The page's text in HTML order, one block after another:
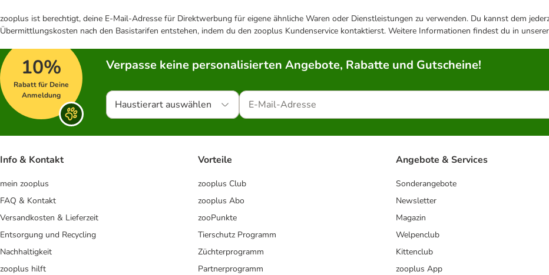
zooplus ist berechtigt, deine E-Mail-Adresse für Direktwerbung für eigene ähnliche Waren oder Dienstleistungen zu verwenden. Du kannst dem
Übermittlungskosten nach den Basistarifen entstehen, indem du den zooplus Kundenservice kontaktierst. Weitere Informationen findest du in unserer
10%
Rabatt für Deine
Anmeldung
Verpasse keine personalisierten Angebote, Rabatte und Gutscheine!
Haustierart auswählen
Info & Kontakt
mein zooplus
FAQ & Kontakt
Versandkosten & Lieferzeit
Entsorgung und Recycling
Nachhaltigkeit
zooplus hilft
Vorteile
zooplus Club
zooplus Abo
zooPunkte
Tierschutz Programm
Züchterprogramm
Partnerprogramm
Angebote & Services
Sonderangebote
Newsletter
Magazin
Welpenclub
Kittenclub
zooplus App